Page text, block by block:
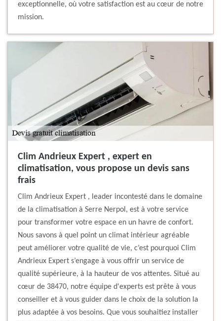
exceptionnelle, où votre satisfaction est au cœur de notre
mission.
Clim Andrieux Expert , expert en
climatisation, vous propose un devis sans
frais
Clim Andrieux Expert , leader incontesté dans le domaine
de la climatisation à Serre Nerpol, est à votre service
pour transformer votre espace en un havre de confort.
Nous savons à quel point un climat intérieur agréable
peut améliorer votre qualité de vie, c’est pourquoi Clim
Andrieux Expert s’engage à vous offrir un service de
qualité supérieure, à la hauteur de vos attentes. Situé au
cœur de 38470, notre équipe d'experts est prête à vous
conseiller et à vous guider dans le choix de la solution la
plus adaptée à vos besoins. Que vous souhaitiez installer